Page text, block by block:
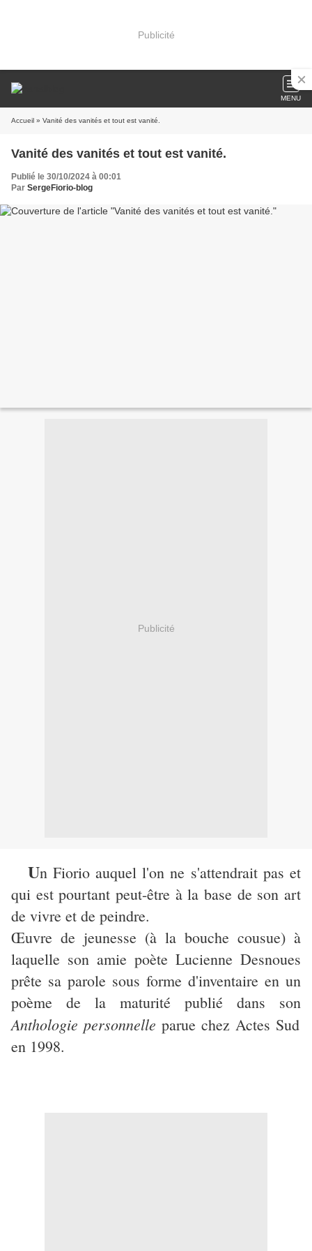
Publicité
MENU
Accueil » Vanité des vanités et tout est vanité.
Vanité des vanités et tout est vanité.
Publié le 30/10/2024 à 00:01
Par SergeFiorio-blog
Publicité
Un Fiorio auquel l'on ne s'attendrait pas et
qui est pourtant peut-être à la base de son art
de vivre et de peindre.
Œuvre de jeunesse (à la bouche cousue) à
laquelle son amie poète Lucienne Desnoues
prête sa parole sous forme d'inventaire en un
poème de la maturité publié dans son
Anthologie personnelle parue chez Actes Sud
en 1998.